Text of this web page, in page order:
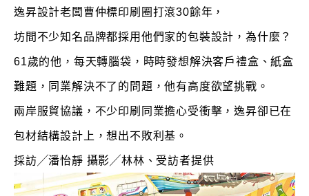
逸昇設計老闆曹仲標印刷圈打滾30餘年，
坊間不少知名品牌都採用他們家的包裝設計，為什麼？
61歲的他，每天轉腦袋，時時發想解決客戶禮盒、紙盒
難題，同業解決不了的問題，他有高度欲望挑戰。
兩岸服貿協議，不少印刷同業擔心受衝擊，逸昇卻已在
包材結構設計上，想出不敗利基。
採訪╱潘怡靜 攝影╱林林、受訪者提供